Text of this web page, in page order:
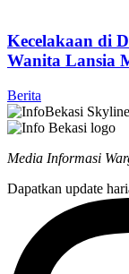
Kecelakaan di
Wanita Lansia
Berita
Media Informasi
Dapatkan update